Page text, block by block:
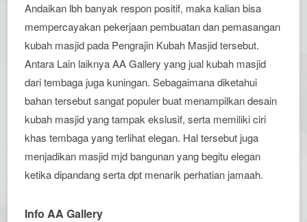
Andaikan lbh banyak respon positif, maka kalian bisa
mempercayakan pekerjaan pembuatan dan pemasangan
kubah masjid pada Pengrajin Kubah Masjid tersebut.
Antara Lain laiknya AA Gallery yang jual kubah masjid
dari tembaga juga kuningan. Sebagaimana diketahui
bahan tersebut sangat populer buat menampilkan desain
kubah masjid yang tampak ekslusif, serta memiliki ciri
khas tembaga yang terlihat elegan. Hal tersebut juga
menjadikan masjid mjd bangunan yang begitu elegan
ketika dipandang serta dpt menarik perhatian jamaah.
Info AA Gallery